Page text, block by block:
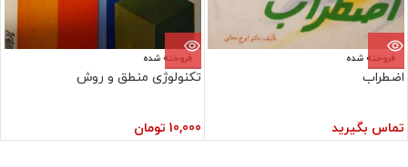
فروخته شده
اضطراب
تماس بگیرید
فروخته شده
تکنولوژی منطق و روش
10,000 تومان